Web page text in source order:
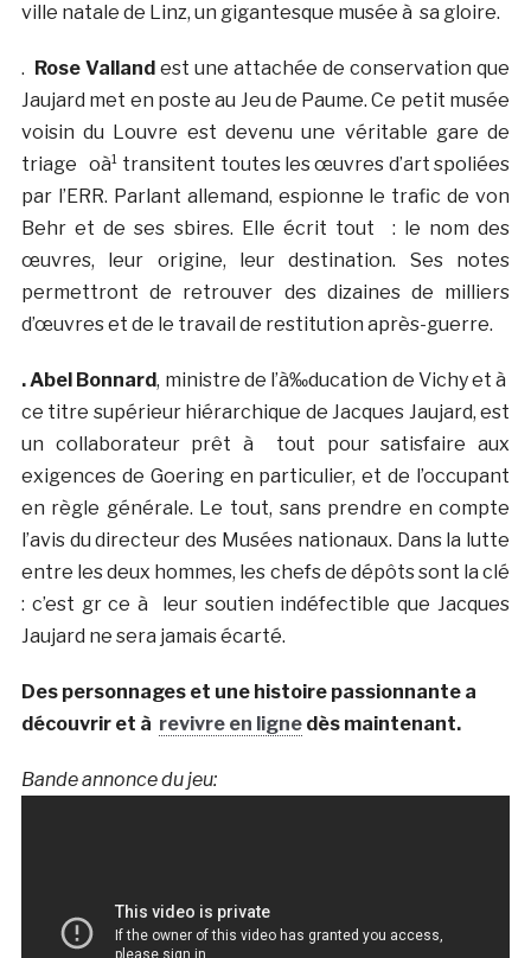
ville natale de Linz, un gigantesque musée à sa gloire.
. Rose Valland est une attachée de conservation que
Jaujard met en poste au Jeu de Paume. Ce petit musée
voisin du Louvre est devenu une véritable gare de
triage oà¹ transitent toutes les œuvres d’art spoliées
par l’ERR. Parlant allemand, espionne le trafic de von
Behr et de ses sbires. Elle écrit tout : le nom des
œuvres, leur origine, leur destination. Ses notes
permettront de retrouver des dizaines de milliers
d’œuvres et de le travail de restitution après-guerre.
. Abel Bonnard, ministre de l’à‰ducation de Vichy et à
ce titre supérieur hiérarchique de Jacques Jaujard, est
un collaborateur prêt à tout pour satisfaire aux
exigences de Goering en particulier, et de l’occupant
en règle générale. Le tout, sans prendre en compte
l’avis du directeur des Musées nationaux. Dans la lutte
entre les deux hommes, les chefs de dépôts sont la clé
: c’est gr ce à leur soutien indéfectible que Jacques
Jaujard ne sera jamais écarté.
Des personnages et une histoire passionnante a
découvrir et à revivre en lignedès maintenant.
Bande annonce du jeu: